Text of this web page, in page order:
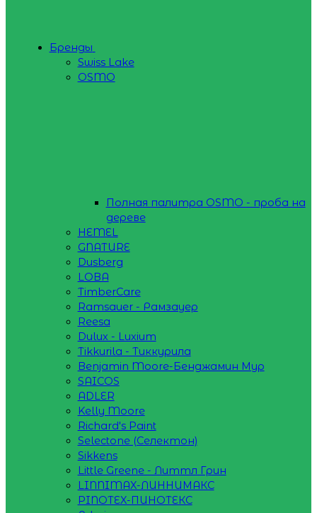
Бренды
Swiss Lake
OSMO
Полная палитра OSMO - проба на
дереве
HEMEL
GNATURE
Dusberg
LOBA
TimberCare
Ramsauer - Рамзауер
Reesa
Dulux - Luxium
Tikkurila - Тиккурила
Benjamin Moore-Бенджамин Мур
SAICOS
ADLER
Kelly Moore
Richard's Paint
Selectone (Селектон)
Sikkens
Little Greene - Литтл Грин
LINNIMAX-ЛИННИМАКС
PINOTEX-ПИНОТЕКС